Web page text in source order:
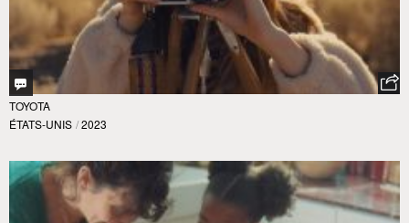
TOYOTA
ÉTATS-UNIS / 2023